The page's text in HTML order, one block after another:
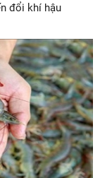
đổi khí hậu